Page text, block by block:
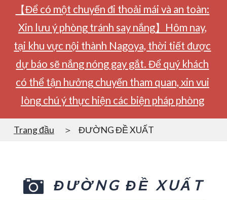
【Để có một chuyến đi thoải mái và an toàn:
Xin lưu ý phòng tránh say nắng】Hôm nay,
tại khu vực nội thành Nagoya, thời tiết được
dự báo sẽ nắng nóng gay gắt. Để quý khách
có thể tận hưởng chuyến tham quan, xin vui
lòng chú ý thực hiện các biện pháp phòng
Trang đầu ĐƯỜNG ĐỀ XUẤT
ĐƯỜNG ĐỀ XUẤT